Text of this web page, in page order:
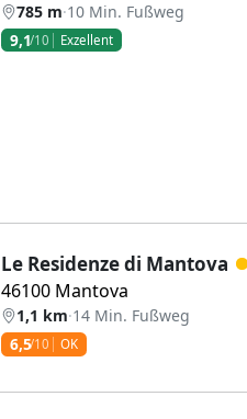
785 m·10 Min. Fußweg
9,1/10 Exzellent
Le Residenze di Mantova
46100 Mantova
1,1 km·14 Min. Fußweg
6,5/10 OK